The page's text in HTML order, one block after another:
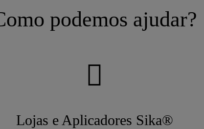
podemos ajudar?
Lojas e Aplicadores Sika®